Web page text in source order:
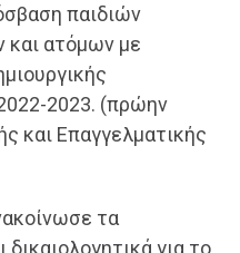
παιδιών
και ατόμων µε
2023. (πρώην
και Επαγγελματικής
τα
δικαιολογητικά για το